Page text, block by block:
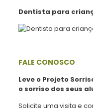
Dentista para
FALE CONOSCO
Leve o Projeto
o sorriso dos seus
Solicite uma visita e